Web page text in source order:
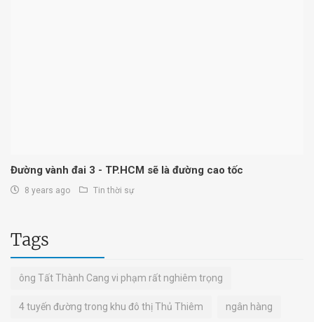
Đường vành đai 3 - TP.HCM sẽ là đường cao tốc
8 years ago Tin thời sự
Tags
ông Tất Thành Cang vi phạm rất nghiêm trọng
4 tuyến đường trong khu đô thị Thủ Thiêm ngân hàng